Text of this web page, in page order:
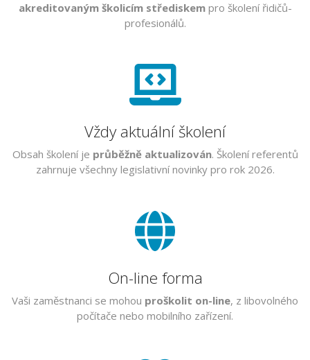
akreditovaným školicím střediskempro školení řidičů-
profesionálů.
Vždy aktuální školení
Obsah školení je průběžně aktualizován. Školení referentů
zahrnuje všechny legislativní novinky pro rok 2026.
On-line forma
Vaši zaměstnanci se mohou proškolit on-line, z libovolného
počítače nebo mobilního zařízení.